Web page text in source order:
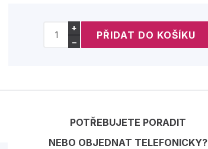
+
−
POTŘEBUJETE PORADIT
NEBO OBJEDNAT TELEFONICKY?